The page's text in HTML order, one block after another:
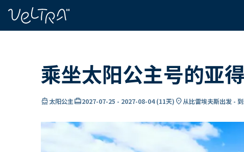
乘坐太阳公主号的亚
directions_boat太阳公主card_travel2027-07-25 - 2027-08-04(11天) location_on从比雷埃夫斯出发 -